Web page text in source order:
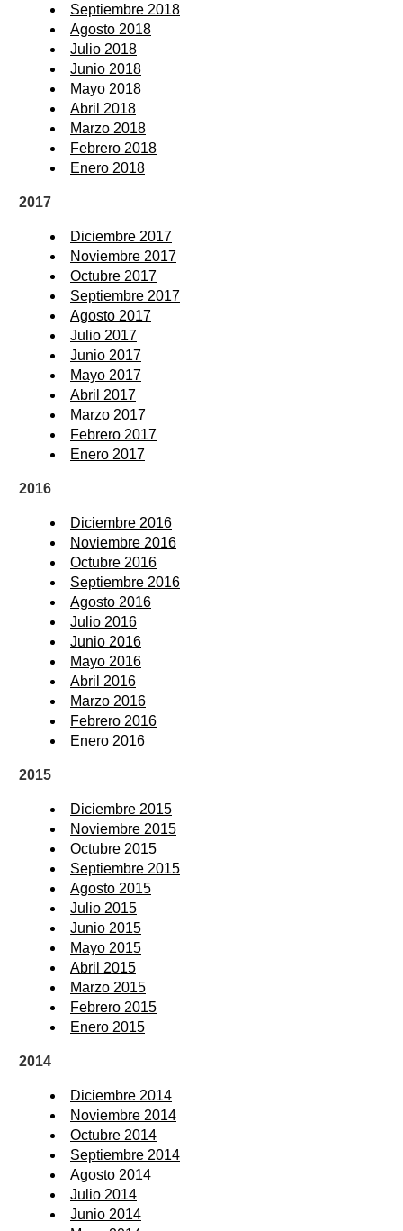
Septiembre 2018
Agosto 2018
Julio 2018
Junio 2018
Mayo 2018
Abril 2018
Marzo 2018
Febrero 2018
Enero 2018
2017
Diciembre 2017
Noviembre 2017
Octubre 2017
Septiembre 2017
Agosto 2017
Julio 2017
Junio 2017
Mayo 2017
Abril 2017
Marzo 2017
Febrero 2017
Enero 2017
2016
Diciembre 2016
Noviembre 2016
Octubre 2016
Septiembre 2016
Agosto 2016
Julio 2016
Junio 2016
Mayo 2016
Abril 2016
Marzo 2016
Febrero 2016
Enero 2016
2015
Diciembre 2015
Noviembre 2015
Octubre 2015
Septiembre 2015
Agosto 2015
Julio 2015
Junio 2015
Mayo 2015
Abril 2015
Marzo 2015
Febrero 2015
Enero 2015
2014
Diciembre 2014
Noviembre 2014
Octubre 2014
Septiembre 2014
Agosto 2014
Julio 2014
Junio 2014